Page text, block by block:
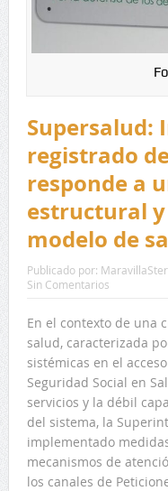
Supersalud:
registrado
responde a
estructural
modelo de
Publicado por:
Sin Comentarios
En el contexto de una
salud, caracterizada
sistémicas en el
Seguridad Social en
servicios y la débil
del sistema, la
implementado
mecanismos de
los canales de